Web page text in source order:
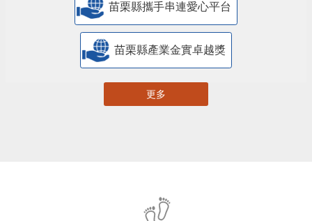
苗栗縣攜手串連愛心平台
苗栗縣產業金實卓越獎
更多